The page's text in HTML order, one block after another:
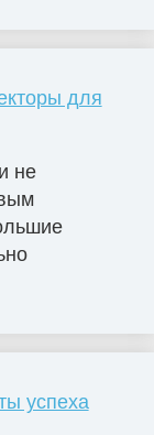
для
не
успеха